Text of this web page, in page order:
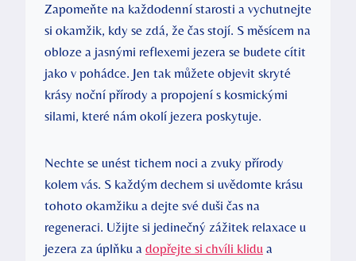
Zapomeňte na každodenní starosti a vychutnejte
si okamžik, kdy se zdá, že čas stojí. S měsícem na
obloze a jasnými reflexemi jezera se budete cítit
jako v pohádce. Jen tak můžete objevit skryté
krásy noční přírody a propojení s kosmickými
silami, které nám okolí jezera poskytuje.
Nechte se unést tichem noci a zvuky přírody
kolem vás. S každým dechem si uvědomte krásu
tohoto okamžiku a dejte své duši čas na
regeneraci. Užijte si jedinečný zážitek relaxace u
jezera za úplňku a dopřejte si chvíli klidu a